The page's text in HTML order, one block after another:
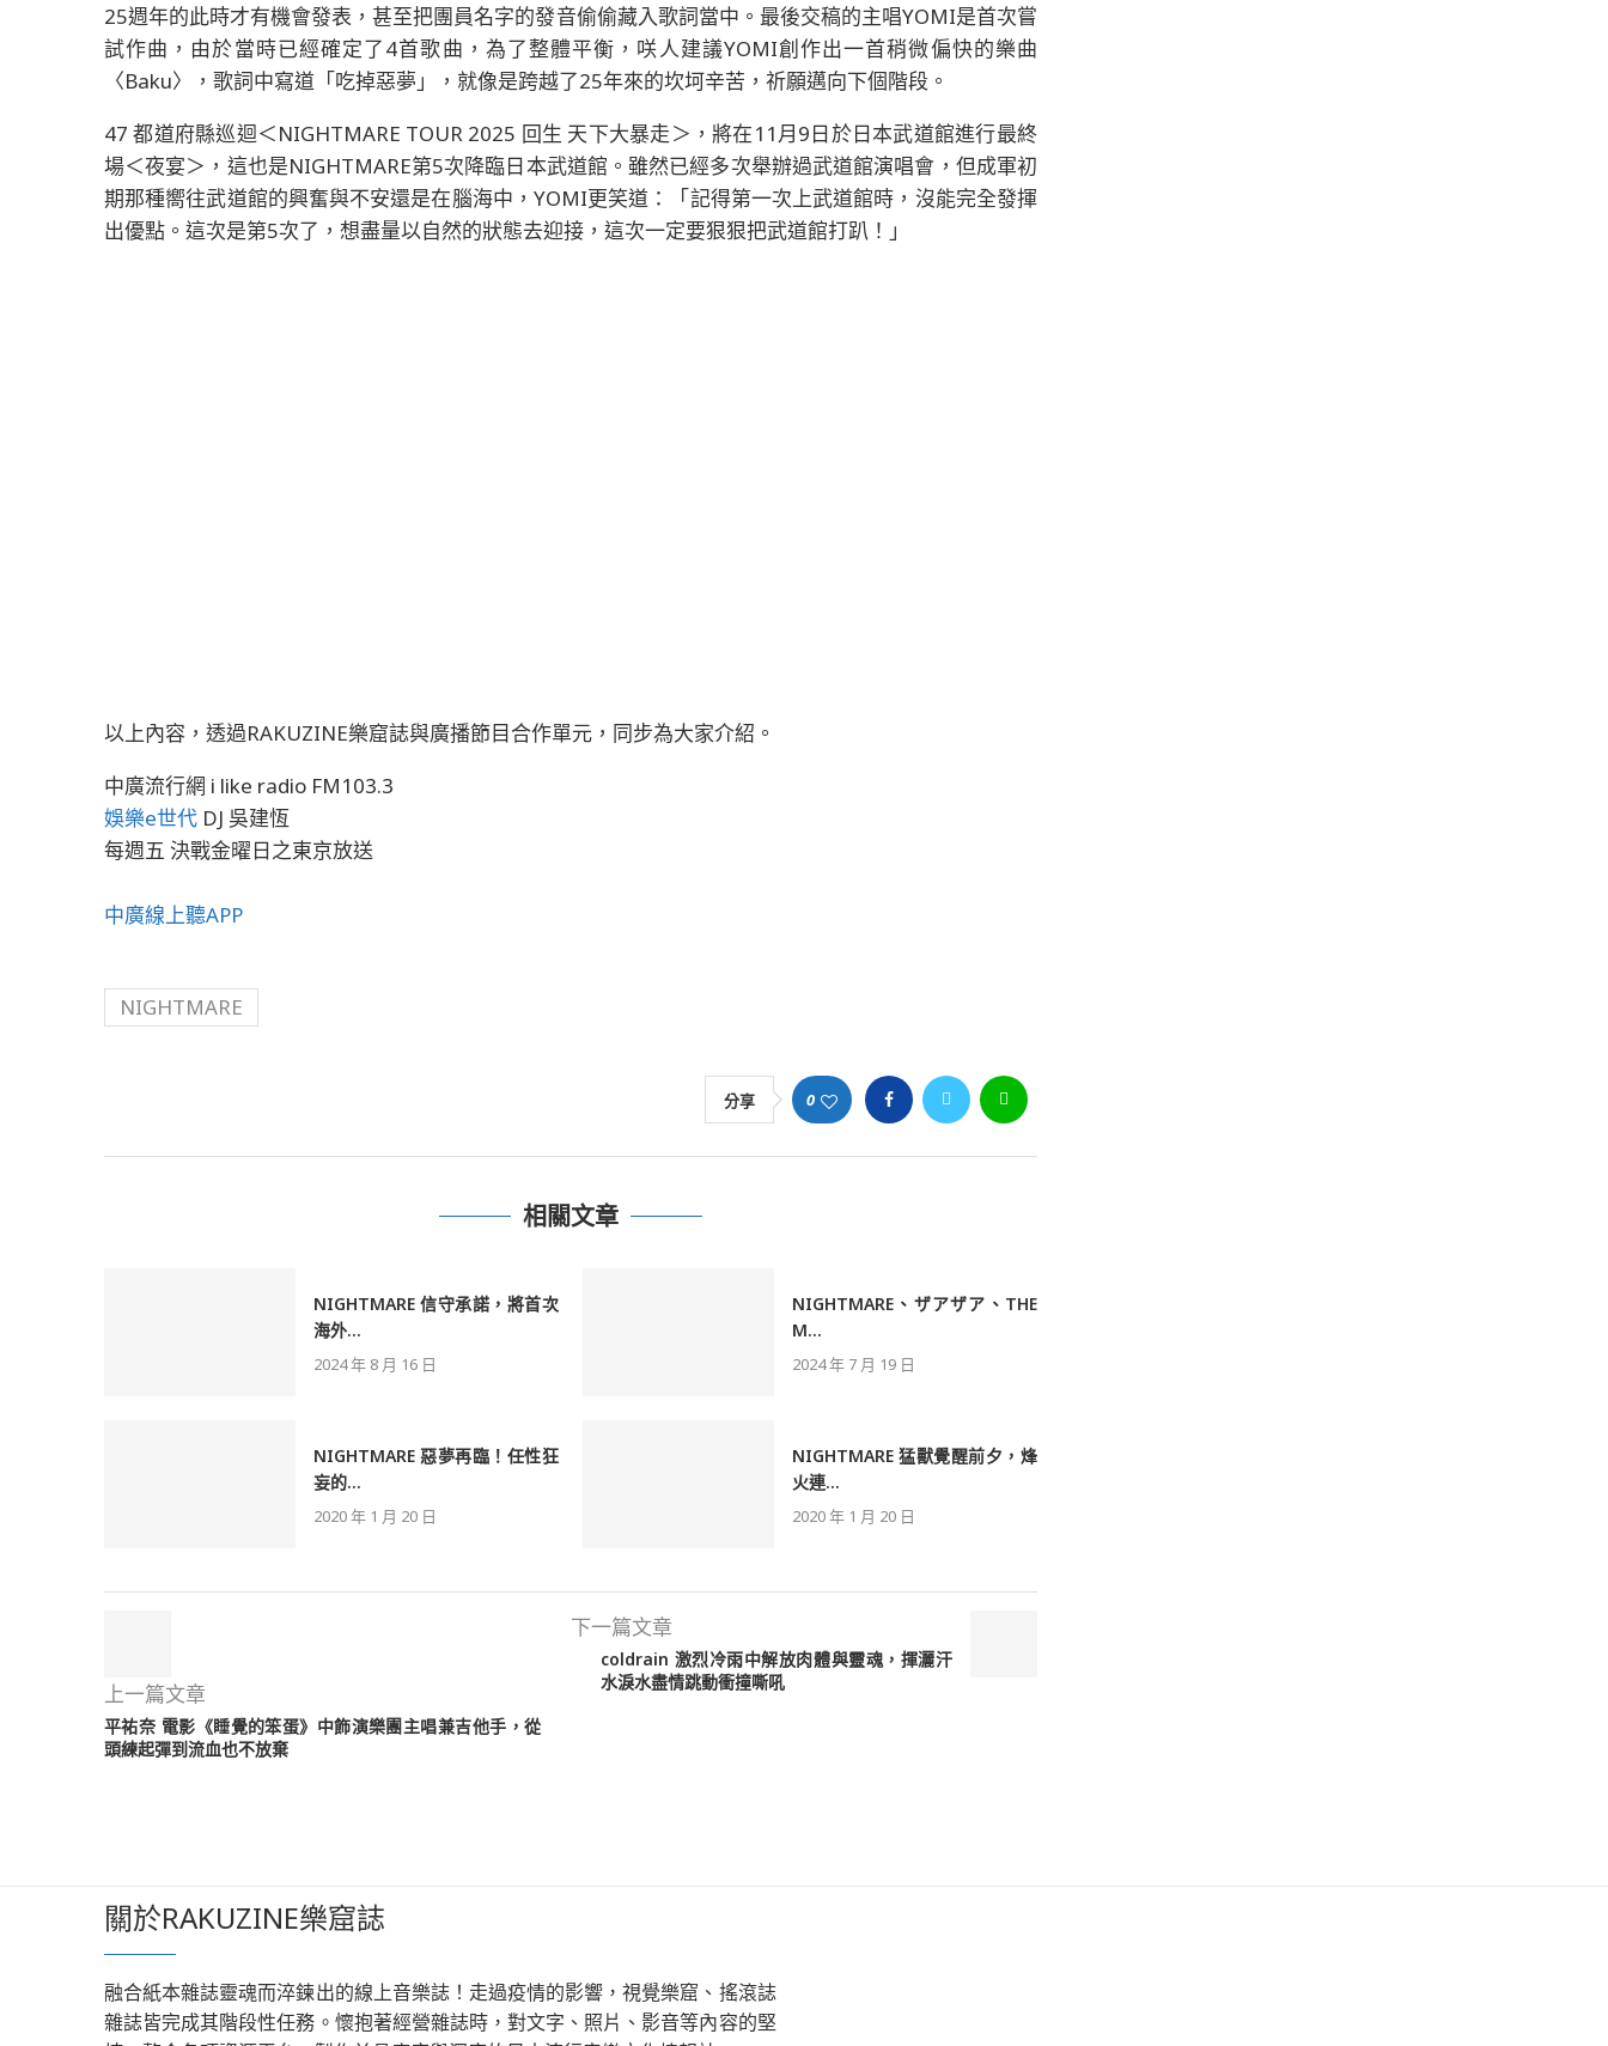
25週年的此時才有機會發表，甚至把團員名字的發音偷偷藏入歌詞當中。最後交稿的主唱YOMI是首次嘗
試作曲，由於當時已經確定了4首歌曲，為了整體平衡，咲人建議YOMI創作出一首稍微偏快的樂曲
〈Baku〉，歌詞中寫道「吃掉惡夢」，就像是跨越了25年來的坎坷辛苦，祈願邁向下個階段。
47 都道府縣巡迴＜NIGHTMARE TOUR 2025 回生 天下大暴走＞，將在11月9日於日本武道館進行最終
場＜夜宴＞，這也是NIGHTMARE第5次降臨日本武道館。雖然已經多次舉辦過武道館演唱會，但成軍初
期那種嚮往武道館的興奮與不安還是在腦海中，YOMI更笑道：「記得第一次上武道館時，沒能完全發揮
出優點。這次是第5次了，想盡量以自然的狀態去迎接，這次一定要狠狠把武道館打趴！」
以上內容，透過RAKUZINE樂窟誌與廣播節目合作單元，同步為大家介紹。
中廣流行網 i like radio FM103.3
娛樂e世代 DJ 吳建恆
每週五 決戰金曜日之東京放送
中廣線上聽APP
NIGHTMARE
分享 0
相關文章
NIGHTMARE 信守承諾，將首次
海外...
2024 年 8 月 16 日
NIGHTMARE、ザアザア、THE
M...
2024 年 7 月 19 日
NIGHTMARE 惡夢再臨！任性狂
妄的...
2020 年 1 月 20 日
NIGHTMARE 猛獸覺醒前夕，烽
火連...
2020 年 1 月 20 日
上一篇文章
平祐奈 電影《睡覺的笨蛋》中飾演樂團主唱兼吉他手，從
頭練起彈到流血也不放棄
下一篇文章
coldrain 激烈冷雨中解放肉體與靈魂，揮灑汗
水淚水盡情跳動衝撞嘶吼
關於RAKUZINE樂窟誌
融合紙本雜誌靈魂而淬鍊出的線上音樂誌！走過疫情的影響，視覺樂窟、搖滾誌
雜誌皆完成其階段性任務。懷抱著經營雜誌時，對文字、照片、影音等內容的堅